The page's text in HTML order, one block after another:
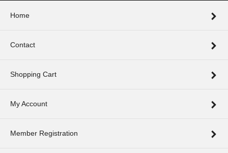
Home
Contact
Shopping Cart
My Account
Member Registration